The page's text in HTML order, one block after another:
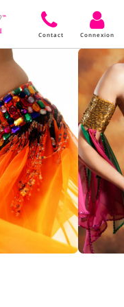
Contact Connexion